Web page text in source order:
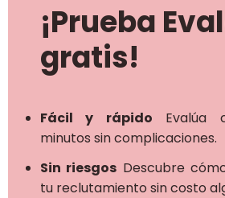
¡Prueba
gratis!
Fácil y rápido Evalúa
minutos sin complicaciones.
Sin riesgos Descubre
tu reclutamiento sin costo